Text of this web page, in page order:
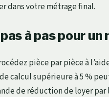
dans votre métrage final.
à pas pour
pièce par pièce à
calcul supérieure à 5 %
de réduction de loyer par